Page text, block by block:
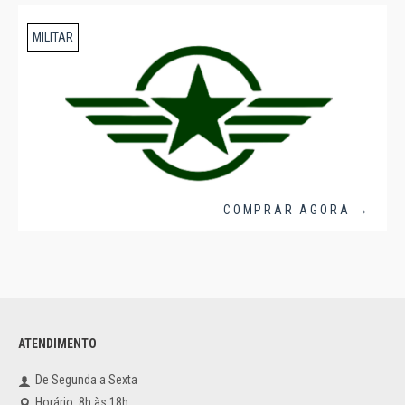
MILITAR
COMPRAR AGORA →
ATENDIMENTO
De Segunda a Sexta